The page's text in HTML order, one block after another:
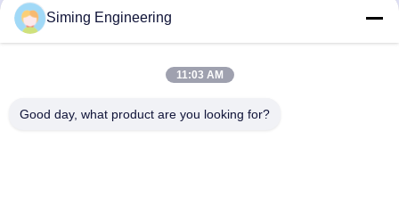
お問い合わせ
Siming Engineering
11:03 AM
Good day, what product are you looking for?